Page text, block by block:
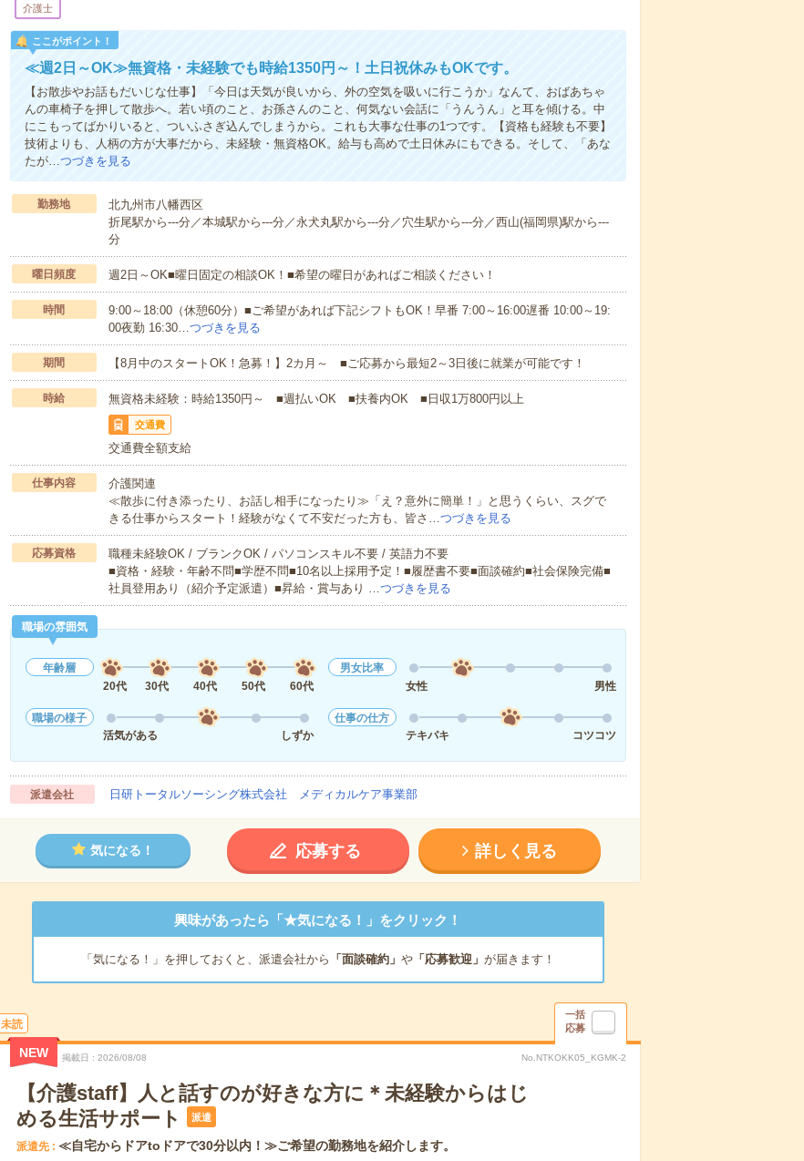
介護士
ここがポイント！
≪週2日～OK≫無資格・未経験でも時給1350円～！土日祝休みもOKです。
【お散歩やお話もだいじな仕事】「今日は天気が良いから、外の空気を吸いに行こうか」なんて、おばあちゃ
んの車椅子を押して散歩へ。若い頃のこと、お孫さんのこと、何気ない会話に「うんうん」と耳を傾ける。中
にこもってばかりいると、ついふさぎ込んでしまうから。これも大事な仕事の1つです。【資格も経験も不要】
技術よりも、人柄の方が大事だから、未経験・無資格OK。給与も高めで土日休みにもできる。そして、「あな
たが…つづきを見る
勤務地
北九州市八幡西区
折尾駅から---分／本城駅から---分／永犬丸駅から---分／穴生駅から---分／西山(福岡県)駅から---
分
曜日頻度 週2日～OK■曜日固定の相談OK！■希望の曜日があればご相談ください！
時間
9:00～18:00（休憩60分）■ご希望があれば下記シフトもOK！早番 7:00～16:00遅番 10:00～19:
00夜勤 16:30…つづきを見る
期間 【8月中のスタートOK！急募！】2カ月～ ■ご応募から最短2～3日後に就業が可能です！
時給 無資格未経験：時給1350円～ ■週払いOK ■扶養内OK ■日収1万800円以上
交通費
交通費全額支給
仕事内容
介護関連
≪散歩に付き添ったり、お話し相手になったり≫「え？意外に簡単！」と思うくらい、スグで
きる仕事からスタート！経験がなくて不安だった方も、皆さ…つづきを見る
応募資格
職種未経験OK / ブランクOK / パソコンスキル不要 / 英語力不要
■資格・経験・年齢不問■学歴不問■10名以上採用予定！■履歴書不要■面談確約■社会保険完備■
社員登用あり（紹介予定派遣）■昇給・賞与あり …つづきを見る
職場の雰囲気
年齢層
20代
30代 40代 50代 60代
男女比率
女性
男性
職場の様子
活気がある
しずか
仕事の仕方
テキパキ
コツコツ
派遣会社 日研トータルソーシング株式会社 メディカルケア事業部
気になる！ 応募する 詳しく見る
興味があったら「★気になる！」をクリック！
「気になる！」を押しておくと、派遣会社から 「面談確約」 や「応募歓迎」 が届きます！
未読
一括
応募
NEW 掲載日 2026/08/08 No.NTKOKK05_KGMK-2
【介護staff】人と話すのが好きな方に＊未経験からはじ
める生活サポート
派遣
派遣先 ≪自宅からドアtoドアで30分以内！≫ご希望の勤務地を紹介します。